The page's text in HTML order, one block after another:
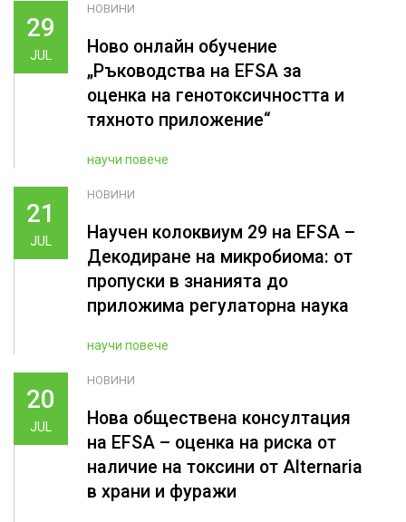
29
JUL
НОВИНИ
Ново онлайн обучение
„Ръководства на ЕFSA за
оценка на генотоксичността и
тяхното приложение“
научи повече
21
JUL
НОВИНИ
Научен колоквиум 29 на EFSA –
Декодиране на микробиома: от
пропуски в знанията до
приложима регулаторна наука
научи повече
20
JUL
НОВИНИ
Нова обществена консултация
на EFSA – оценка на риска от
наличие на токсини от Alternaria
в храни и фуражи